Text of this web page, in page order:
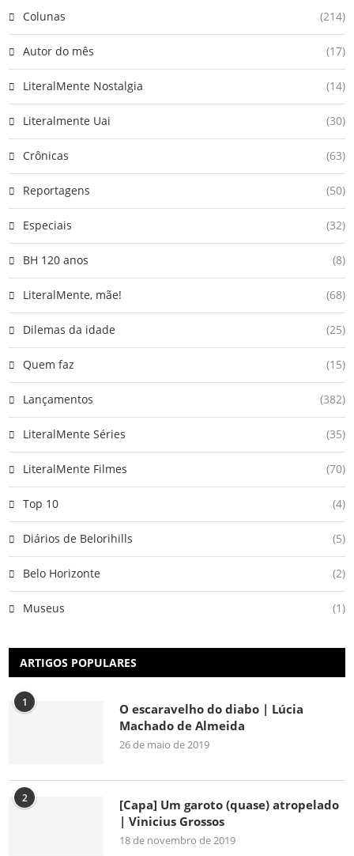
Colunas (214)
Autor do mês (17)
LiteralMente Nostalgia (14)
Literalmente Uai (30)
Crônicas (63)
Reportagens (50)
Especiais (32)
BH 120 anos (8)
LiteralMente, mãe! (68)
Dilemas da idade (25)
Quem faz (15)
Lançamentos (382)
LiteralMente Séries (35)
LiteralMente Filmes (70)
Top 10 (4)
Diários de Belorihills (5)
Belo Horizonte (2)
Museus (1)
ARTIGOS POPULARES
1
O escaravelho do diabo | Lúcia
Machado de Almeida
26 de maio de 2019
2
[Capa] Um garoto (quase) atropelado
| Vinicius Grossos
18 de novembro de 2019